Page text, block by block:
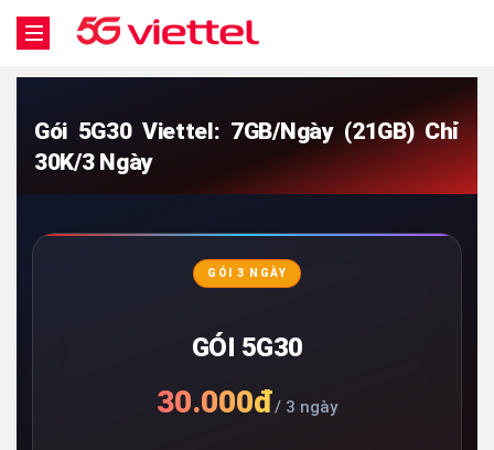
Gói 5G30 Viettel: 7GB/Ngày (21GB) Chỉ
30K/3 Ngày
GÓI 3 NGÀY
GÓI 5G30
30.000đ/ 3 ngày